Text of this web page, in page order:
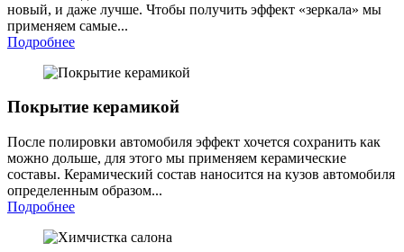
новый, и даже лучше. Чтобы получить эффект «зеркала» мы
применяем самые...
Подробнее
Покрытие керамикой
После полировки автомобиля эффект хочется сохранить как
можно дольше, для этого мы применяем керамические
составы. Керамический состав наносится на кузов автомобиля
определенным образом...
Подробнее